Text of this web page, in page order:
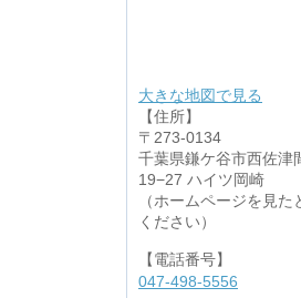
大きな地図で見る
【住所】
〒273-0134
千葉県鎌ケ谷市西佐津
19−27 ハイツ岡崎
（ホームページを見た
ください）
【電話番号】
047-498-5556